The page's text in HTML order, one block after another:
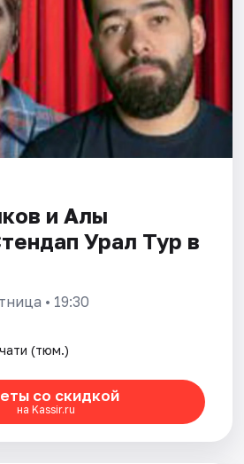
и Алы
Урал Тур в
• 19:30
(тюм.)
со скидкой
на Kassir.ru